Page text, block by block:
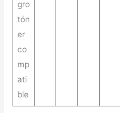
gro
tón
er
co
mp
ati
ble